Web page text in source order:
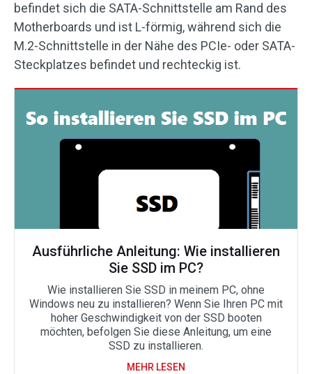
befindet sich die SATA-Schnittstelle am Rand des
Motherboards und ist L-förmig, während sich die
M.2-Schnittstelle in der Nähe des PCIe- oder SATA-
Steckplatzes befindet und rechteckig ist.
Ausführliche Anleitung: Wie installieren
Sie SSD im PC?
Wie installieren Sie SSD in meinem PC, ohne
Windows neu zu installieren? Wenn Sie Ihren PC mit
hoher Geschwindigkeit von der SSD booten
möchten, befolgen Sie diese Anleitung, um eine
SSD zu installieren.
MEHR LESEN